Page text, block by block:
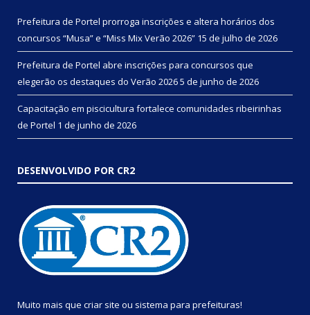
Prefeitura de Portel prorroga inscrições e altera horários dos
concursos “Musa” e “Miss Mix Verão 2026” 15 de julho de 2026
Prefeitura de Portel abre inscrições para concursos que
elegerão os destaques do Verão 20265 de junho de 2026
Capacitação em piscicultura fortalece comunidades ribeirinhas
de Portel 1 de junho de 2026
DESENVOLVIDO POR CR2
Muito mais que criar site ou sistema para prefeituras!